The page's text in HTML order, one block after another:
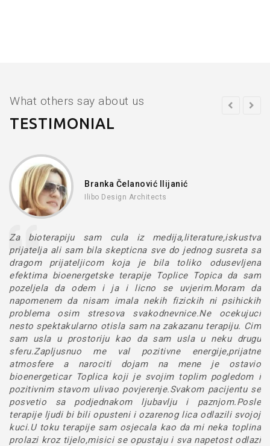
What others say about us
TESTIMONIAL
Branka Čelanović Ilijanić
Ilibo Design Architects
Za bioterapiju sam cula iz medija,literature,iskustva
prijatelja ali sam bila skepticna sve do jednog susreta sa
dragom prijateljicom koja je bila toliko odusevljena
efektima bioenergetske terapije Toplice Topica da sam
pozeljela da odem i ja i licno se uvjerim.Moram da
napomenem da nisam imala nekih fizickih ni psihickih
problema osim stresova svakodnevnice.Ne ocekujuci
nesto spektakularno otisla sam na zakazanu terapiju. Cim
sam usla u prostoriju kao da sam usla u neku drugu
sferu.Zapljusnuo me val pozitivne energije,prijatne
atmosfere a narociti dojam na mene je ostavio
bioenergeticar Toplica koji je svojim toplim pogledom i
pozitivnim stavom ulivao povjerenje.Svakom pacijentu se
posvetio sa podjednakom ljubavlju i paznjom.Posle
terapije ljudi bi bili opusteni i ozarenog lica odlazili svojoj
kuci.U toku terapije sam osjecala kao da mi neka toplina
prolazi kroz tijelo,misici se opustaju i sva napetost odlazi